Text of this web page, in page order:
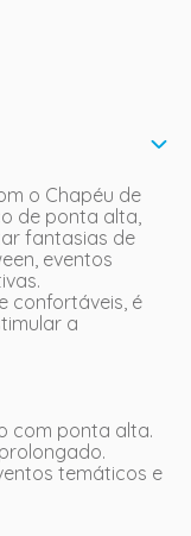
o Chapéu de
de ponta alta,
fantasias de
eventos
confortáveis, é
a
com ponta alta.
temáticos e